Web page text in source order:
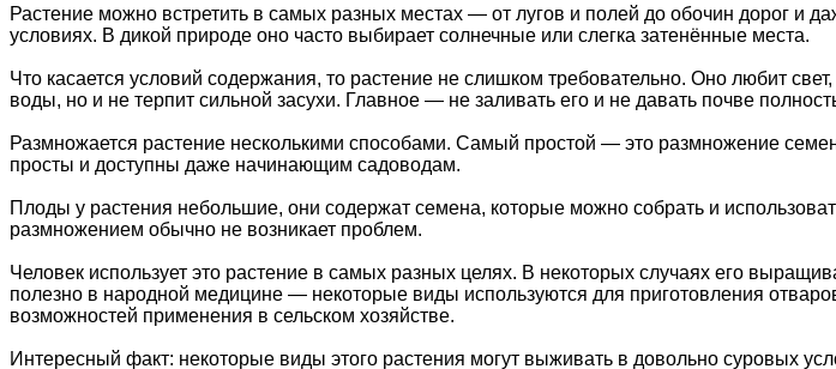
Растение можно встретить в самых разных местах — от лугов и полей до обочин дорог и
условиях. В дикой природе оно часто выбирает солнечные или слегка затенённые места.
Что касается условий содержания, то растение не слишком требовательно. Оно любит
воды, но и не терпит сильной засухи. Главное — не заливать его и не давать почве
Размножается растение несколькими способами. Самый простой — это размножение
просты и доступны даже начинающим садоводам.
Плоды у растения небольшие, они содержат семена, которые можно собрать и
размножением обычно не возникает проблем.
Человек использует это растение в самых разных целях. В некоторых случаях его
полезно в народной медицине — некоторые виды используются для приготовления
возможностей применения в сельском хозяйстве.
Интересный факт: некоторые виды этого растения могут выживать в довольно суровых